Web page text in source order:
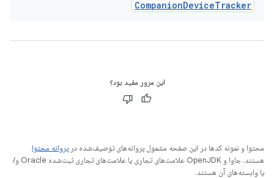
CompanionDeviceTracker
این مرور مفید بود؟
محتوا و نمونه کدها در این صفحه مشمول پروانه‌های توصیف‌شده در پروانه محتوا
هستند. جاوا و OpenJDK علامت‌های تجاری یا علامت‌های تجاری ثبت‌شده Oracle و/
یا وابسته‌های آن هستند.